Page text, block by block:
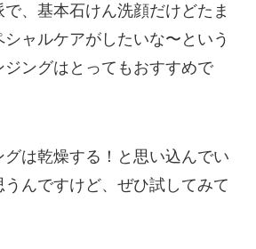
で、基本石けん洗顔だけどたま
ャルケアがしたいな〜という
ジングはとってもおすすめで
は乾燥する！と思い込んでい
んですけど、ぜひ試してみて